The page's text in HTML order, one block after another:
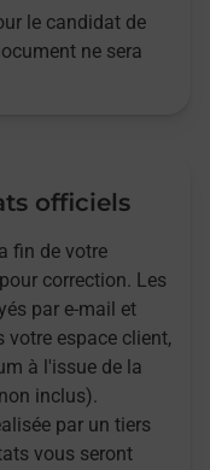
le candidat de
ne sera
officiels
fin de votre
correction. Les
par e-mail et
votre espace client,
à l'issue de la
inclus).
par un tiers
vous seront